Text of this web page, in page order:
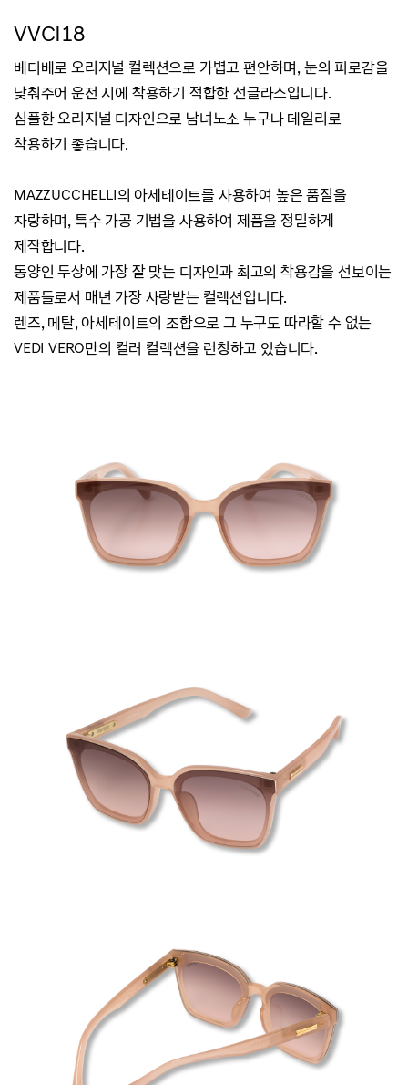
VVCI18
베디베로 오리지널 컬렉션으로 가볍고 편안하며, 눈의 피로감을
낮춰주어 운전 시에 착용하기 적합한 선글라스입니다.
심플한 오리지널 디자인으로 남녀노소 누구나 데일리로
착용하기 좋습니다.
MAZZUCCHELLI의 아세테이트를 사용하여 높은 품질을
자랑하며, 특수 가공 기법을 사용하여 제품을 정밀하게
제작합니다.
동양인 두상에 가장 잘 맞는 디자인과 최고의 착용감을 선보이는
제품들로서 매년 가장 사랑받는 컬렉션입니다.
렌즈, 메탈, 아세테이트의 조합으로 그 누구도 따라할 수 없는
VEDI VERO만의 컬러 컬렉션을 런칭하고 있습니다.